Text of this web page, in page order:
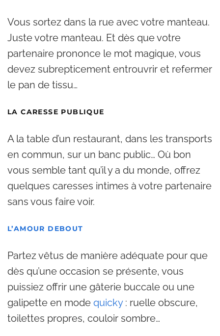
Vous sortez dans la rue avec votre manteau.
Juste votre manteau. Et dès que votre
partenaire prononce le mot magique, vous
devez subrepticement entrouvrir et refermer
le pan de tissu…
LA CARESSE PUBLIQUE
A la table d’un restaurant, dans les transports
en commun, sur un banc public… Où bon
vous semble tant qu’il y a du monde, offrez
quelques caresses intimes à votre partenaire
sans vous faire voir.
L’AMOUR DEBOUT
Partez vêtus de manière adéquate pour que
dès qu’une occasion se présente, vous
puissiez offrir une gâterie buccale ou une
galipette en mode quicky: ruelle obscure,
toilettes propres, couloir sombre…